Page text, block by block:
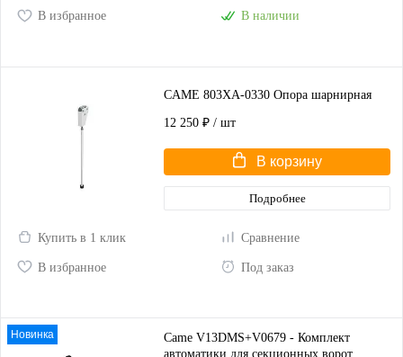
В избранное В наличии
CAME 803XA-0330 Опора шарнирная
12 250 ₽ / шт
В корзину
Подробнее
Купить в 1 клик Сравнение
В избранное Под заказ
Новинка
Came V13DMS+V0679 - Комплект
автоматики для секционных ворот